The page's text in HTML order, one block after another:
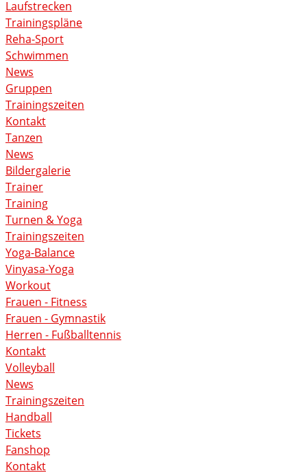
Laufstrecken
Trainingspläne
Reha-Sport
Schwimmen
News
Gruppen
Trainingszeiten
Kontakt
Tanzen
News
Bildergalerie
Trainer
Training
Turnen & Yoga
Trainingszeiten
Yoga-Balance
Vinyasa-Yoga
Workout
Frauen - Fitness
Frauen - Gymnastik
Herren - Fußballtennis
Kontakt
Volleyball
News
Trainingszeiten
Handball
Tickets
Fanshop
Kontakt